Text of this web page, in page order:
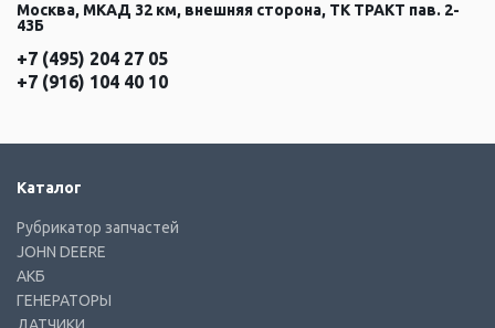
Москва, МКАД 32 км, внешняя сторона, ТК ТРАКТ пав. 2-
43Б
+7 (495) 204 27 05
+7 (916) 104 40 10
Каталог
Рубрикатор запчастей
JOHN DEERE
АКБ
ГЕНЕРАТОРЫ